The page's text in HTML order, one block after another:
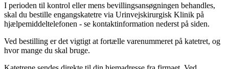
I perioden til kontrol eller mens bevillingsansøgningen behandles,
skal du bestille engangskatetre via Urinvejskirurgisk Klinik på
hjælpemiddeltelefonen - se kontaktinformation nederst på siden.
Ved bestilling er det vigtigt at fortælle varenummeret på katetret, og
hvor mange du skal bruge.